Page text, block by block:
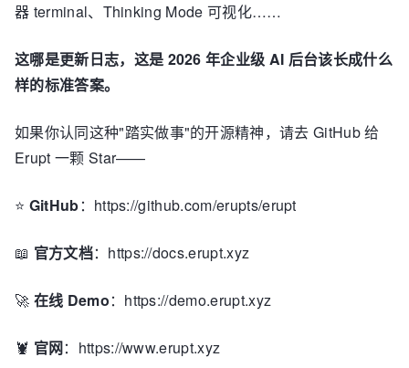
器 terminal、Thinking Mode 可视化……
这哪是更新日志，这是 2026 年企业级 AI 后台该长成什么
样的标准答案。
如果你认同这种"踏实做事"的开源精神，请去 GitHub 给
Erupt 一颗 Star——
⭐ GitHub：https://github.com/erupts/erupt
📖 官方文档：https://docs.erupt.xyz
🚀 在线 Demo：https://demo.erupt.xyz
🦞 官网：https://www.erupt.xyz